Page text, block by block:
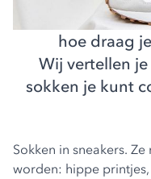
hoe draag
Wij vertellen
sokken je kunt
Sokken in sneakers.
worden: hippe